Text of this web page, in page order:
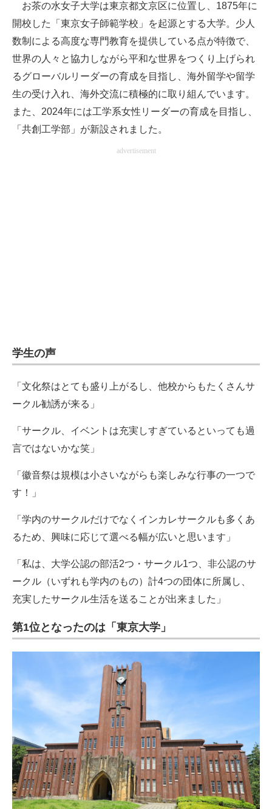
お茶の水女子大学は東京都文京区に位置し、1875年に
開校した「東京女子師範学校」を起源とする大学。少人
数制による高度な専門教育を提供している点が特徴で、
世界の人々と協力しながら平和な世界をつくり上げられ
るグローバルリーダーの育成を目指し、海外留学や留学
生の受け入れ、海外交流に積極的に取り組んでいます。
また、2024年には工学系女性リーダーの育成を目指し、
「共創工学部」が新設されました。
advertisement
学生の声
「文化祭はとても盛り上がるし、他校からもたくさんサ
ークル勧誘が来る」
「サークル、イベントは充実しすぎているといっても過
言ではないかな笑」
「徽音祭は規模は小さいながらも楽しみな行事の一つで
す！」
「学内のサークルだけでなくインカレサークルも多くあ
るため、興味に応じて選べる幅が広いと思います」
「私は、大学公認の部活2つ・サークル1つ、非公認のサ
ークル（いずれも学内のもの）計4つの団体に所属し、
充実したサークル生活を送ることが出来ました」
第1位となったのは「東京大学」